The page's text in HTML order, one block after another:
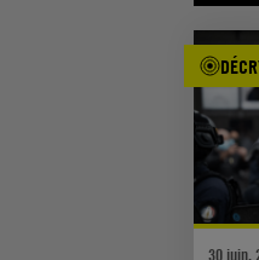
30 juin,